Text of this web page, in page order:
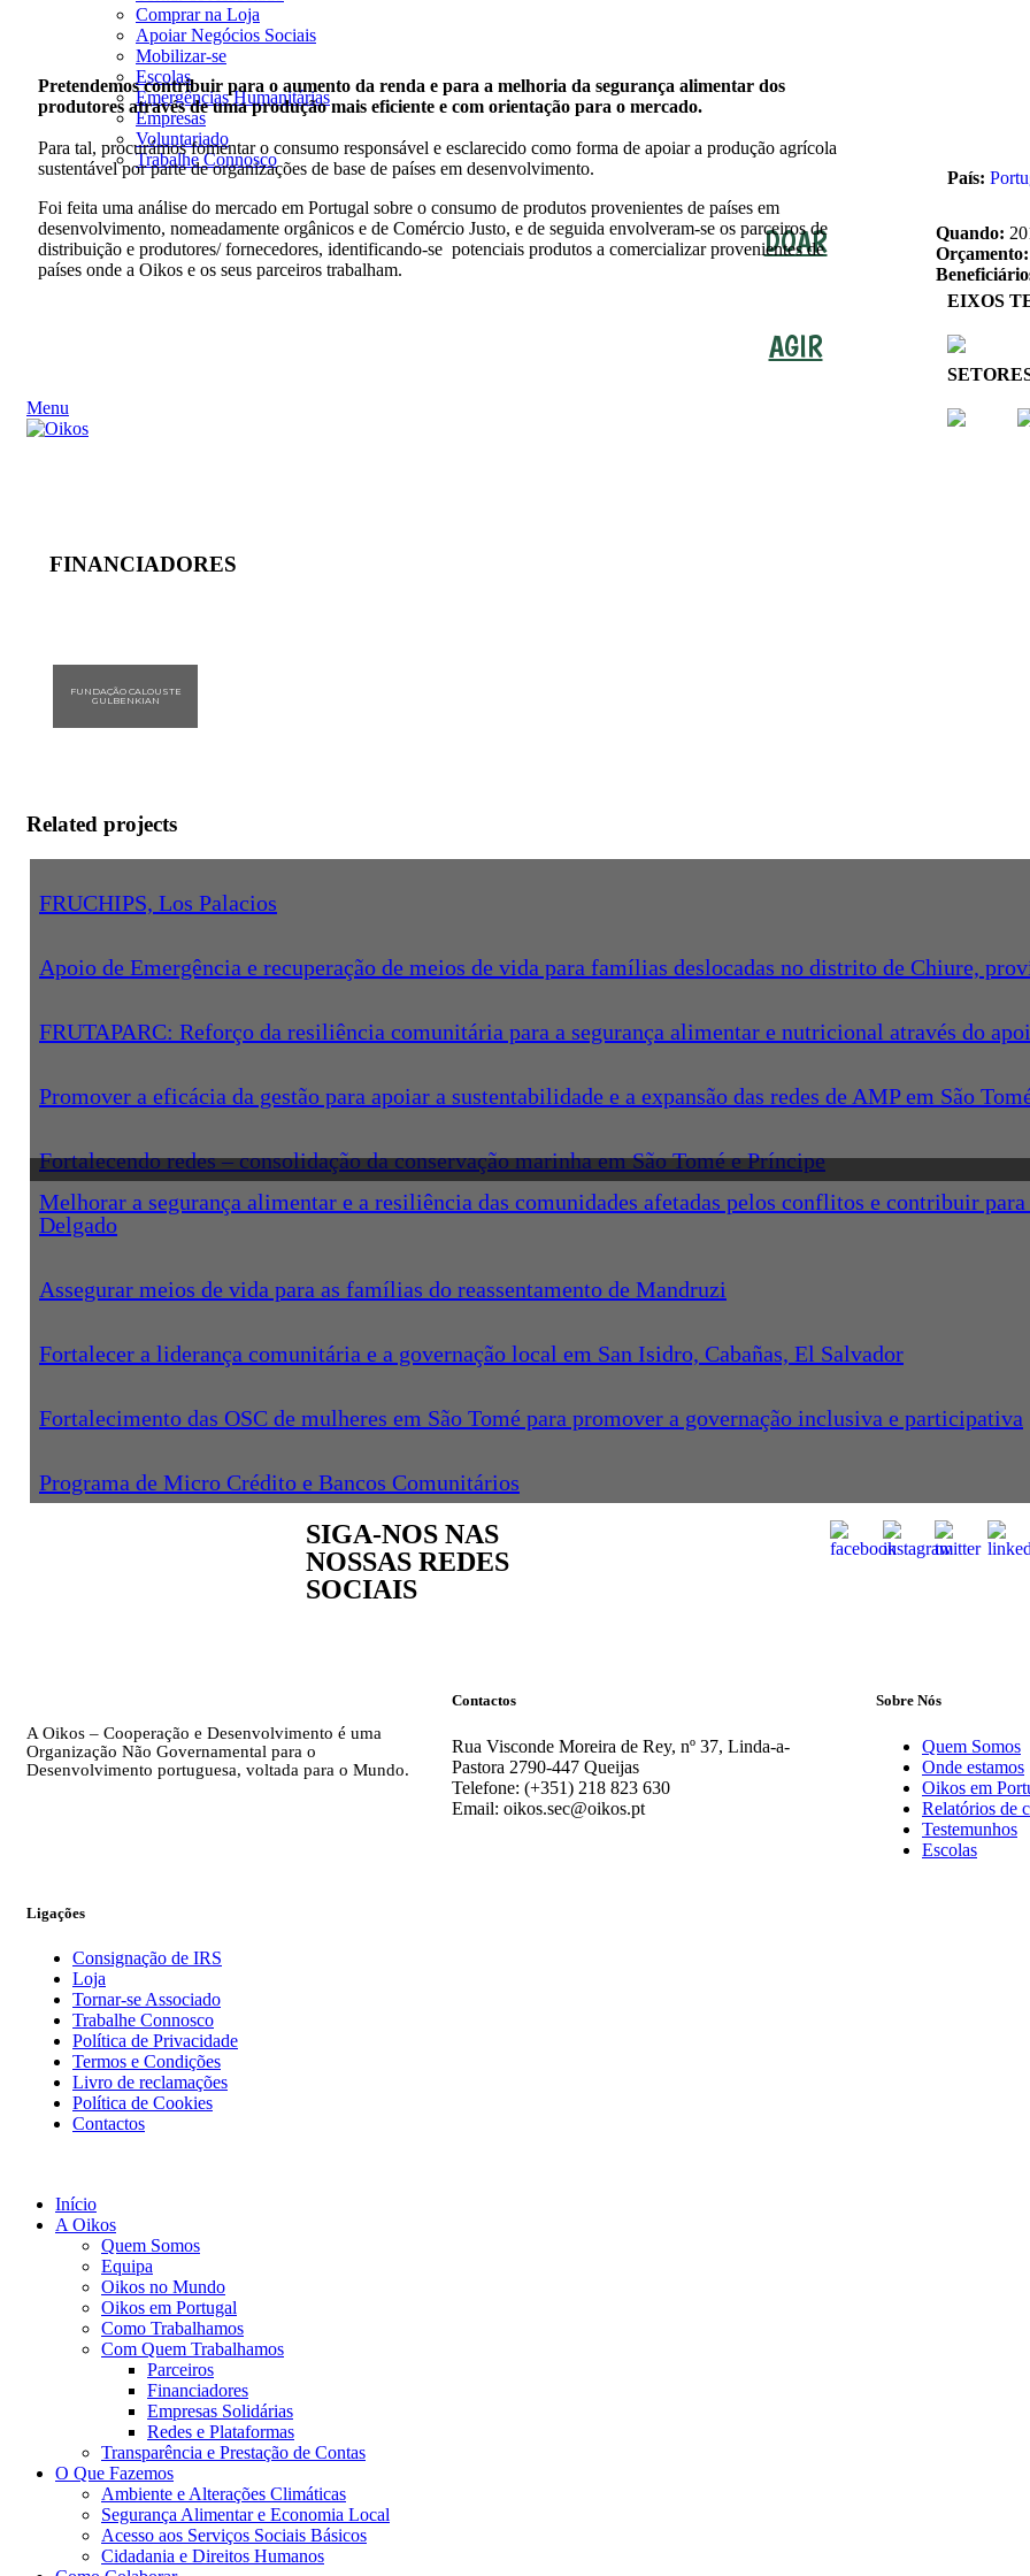
Comprar na Loja
Apoiar Negócios Sociais
Mobilizar-se
Escolas
Emergências Humanitárias
Empresas
Voluntariado
Trabalhe Connosco
DOAR
AGIR
Menu
Pretendemos contribuir para o aumento da renda e para a melhoria da segurança alimentar dos
produtores através de uma produção mais eficiente e com orientação para o mercado.
Para tal, procurámos fomentar o consumo responsável e esclarecido como forma de apoiar a produção agrícola
sustentável por parte de organizações de base de países em desenvolvimento.
Foi feita uma análise do mercado em Portugal sobre o consumo de produtos provenientes de países em
desenvolvimento, nomeadamente orgânicos e de Comércio Justo, e de seguida envolveram-se os parceiros de
distribuição e produtores/ fornecedores, identificando-se potenciais produtos a comercializar provenientes de
países onde a Oikos e os seus parceiros trabalham.
País:
Quando:
Orçamento:
EIXOS
FINANCIADORES
FUNDAÇÃO CALOUSTE
GULBENKIAN
Related projects
FRUCHIPS, Los Palacios
Apoio de Emergência e recuperação de meios de vida para famílias deslocadas no distrito de Chiure,
FRUTAPARC: Reforço da resiliência comunitária para a segurança alimentar e nutricional através do
Promover a eficácia da gestão para apoiar a sustentabilidade e a expansão das redes de AMP em São
Fortalecendo redes – consolidação da conservação marinha em São Tomé e Príncipe
Melhorar a segurança alimentar e a resiliência das comunidades afetadas pelos conflitos e contribuir
Delgado
Assegurar meios de vida para as famílias do reassentamento de Mandruzi
Fortalecer a liderança comunitária e a governação local em San Isidro, Cabañas, El Salvador
Fortalecimento das OSC de mulheres em São Tomé para promover a governação inclusiva e participativa
Programa de Micro Crédito e Bancos Comunitários
SIGA-NOS NAS
NOSSAS REDES
SOCIAIS
A Oikos – Cooperação e Desenvolvimento é uma
Organização Não Governamental para o
Desenvolvimento portuguesa, voltada para o Mundo.
Contactos
Rua Visconde Moreira de Rey, nº 37, Linda-a-
Pastora 2790-447 Queijas
Telefone: (+351) 218 823 630
Email: oikos.sec@oikos.pt
Sobre Nós
Quem Somos
Onde estamos
Oikos em
Relatórios de
Testemunhos
Escolas
Ligações
Consignação de IRS
Loja
Tornar-se Associado
Trabalhe Connosco
Política de Privacidade
Termos e Condições
Livro de reclamações
Política de Cookies
Contactos
Início
A Oikos
Quem Somos
Equipa
Oikos no Mundo
Oikos em Portugal
Como Trabalhamos
Com Quem Trabalhamos
Parceiros
Financiadores
Empresas Solidárias
Redes e Plataformas
Transparência e Prestação de Contas
O Que Fazemos
Ambiente e Alterações Climáticas
Segurança Alimentar e Economia Local
Acesso aos Serviços Sociais Básicos
Cidadania e Direitos Humanos